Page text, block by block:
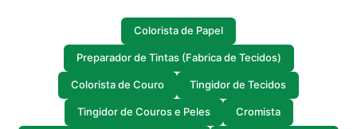
Colorista de Papel
Preparador de Tintas (Fabrica de Tecidos)
Colorista de Couro Tingidor de Tecidos
Tingidor de Couros e Peles Cromista